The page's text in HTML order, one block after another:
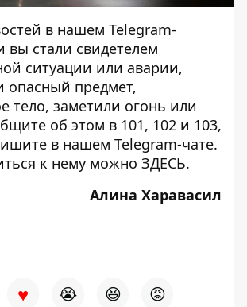
в нашем Telegram-
вы стали свидетелем
ситуации или аварии,
опасный предмет,
тело, заметили огонь или
об этом в 101, 102 и 103,
в нашем Telegram-чате.
к нему можно ЗДЕСЬ.
Алина Харавасил
♥ 😭 😆 😡